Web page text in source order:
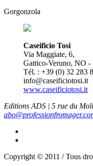
Gorgonzola
Caseificio Tosi
Via Maggiate, 6,
Gattico-Veruno, NO -
Tél. : +39 (0) 32 283
info@caseificiotosi.it
www.caseificiotosi.it
Editions ADS | 5 rue du
Copyright © 2011 / Tous